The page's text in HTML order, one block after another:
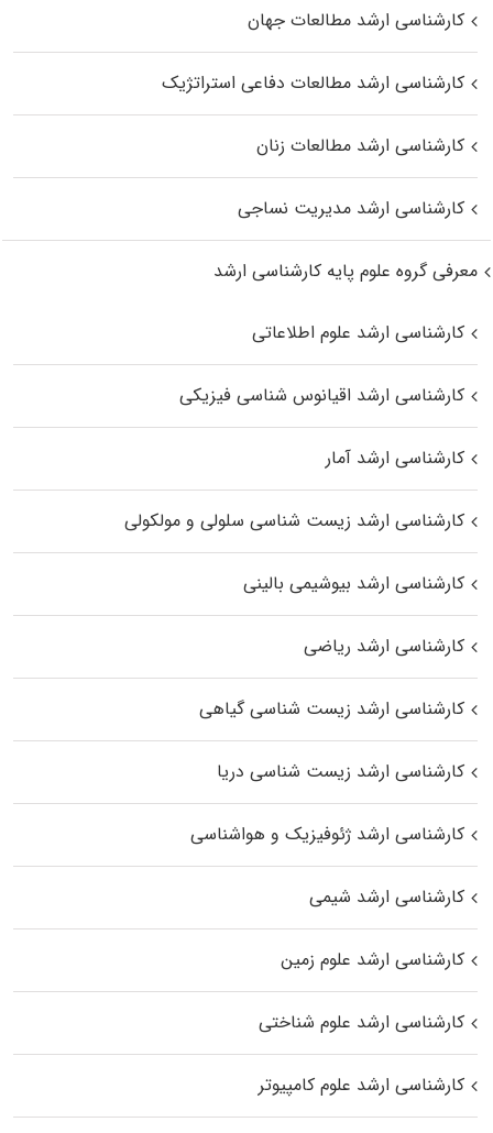
کارشناسی ارشد مطالعات جهان
کارشناسی ارشد مطالعات دفاعی استراتژیک
کارشناسی ارشد مطالعات زنان
کارشناسی ارشد مدیریت نساجی
معرفی گروه علوم پایه کارشناسی ارشد
کارشناسی ارشد علوم اطلاعاتی
کارشناسی ارشد اقیانوس‌ شناسی فیزیکی
کارشناسی ارشد آمار
کارشناسی ارشد زیست شناسی سلولی و مولکولی
کارشناسی ارشد بیوشیمی بالینی
کارشناسی ارشد ریاضی
کارشناسی ارشد زیست‌ شناسی گیاهی
کارشناسی ارشد زیست‌ شناسی دریا
کارشناسی ارشد ژئوفیزیک و هواشناسی
کارشناسی ارشد شیمی
کارشناسی ارشد علوم زمین
کارشناسی ارشد علوم شناختی
کارشناسی ارشد علوم کامپیوتر